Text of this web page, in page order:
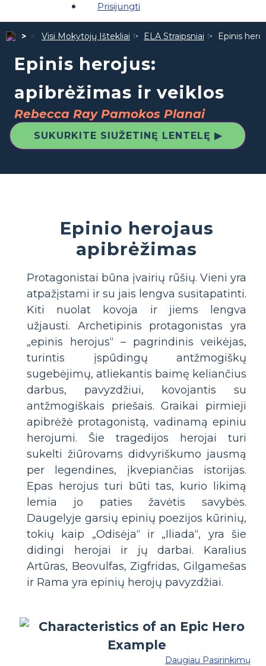
Prisijungti
Visi Mokytojų Ištekliai ELA Straipsniai Epinis
Epinis herojus:
apibrėžimas ir veiklos
Rebecca Ray Pamokos Planai
SUKURKITE SIUŽETINĘ LENTELĘ ▶
Epinio herojaus
apibrėžimas
Protagonistai būna įvairių rūšių. Vieni yra
atpažįstami ir su jais lengva susitapatinti.
Kiti nuolat kovoja ir jiems lengva
užjausti. Archetipinis protagonistas yra
„epinis herojus“ – pagrindinis veikėjas,
turintis įspūdingų antžmogiškų
sugebėjimų, atliekantis baimę keliančius
darbus, pavyzdžiui, kovojantis su
antžmogiškais priešais. Graikai pirmieji
apibrėžė protagonistą, vadinamą epiniu
herojumi. Šie tragedijos herojai turi
sukelti žiūrovams didvyriškumo jausmą
per legendines, įkvepiančias istorijas.
Epas herojus turi būti tas, kurio likimą
lemia jo paties žavėtis savybės.
Daugelyje garsių epinių poezijos kūrinių,
tokių kaip „Odisėja“ ir „Iliada“, yra šie
didingi herojai ir jų darbai. Karalius
Artūras, Beovulfas, Zigfridas, Gilgamešas
ir Rama yra epinių herojų pavyzdžiai.
Daugiau Pasirinkimų